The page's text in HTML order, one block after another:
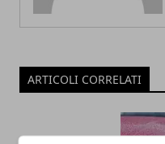
ARTICOLI CORRELATI